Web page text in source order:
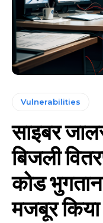
Vulnerabilities
साइबर
बिजली
कोड
मजबूर किया